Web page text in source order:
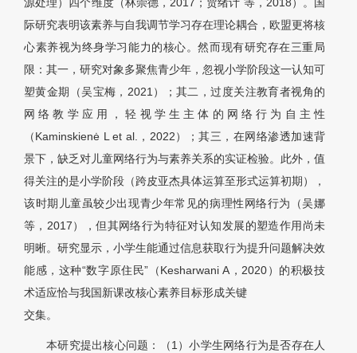
源处理）四个维度（林崇德，2017；贾绪计 等，2018）。国
际研究表明该素养与自我调节学习存在理论耦合，欧盟更将核
心素养视为终身学习能力的核心。然而现有研究存在三重局
限：其一，研究对象多聚焦青少年，忽视小学阶段这一认知可
塑黄金期（吴宝梅，2021）；其二，过度关注教育者视角的
网络教学应用，轻视学生主体的网络行为自主性
（Kaminskienė L et al.，2022）；其三，在网络渗透加速背
景下，缺乏对儿童网络行为与素养关系的实证检验。此外，值
得关注的是小学阶段（跨皮亚杰具体运算至形式运算初期），
该时期儿童虽较少出现青少年常见的病理性网络行为（吴娜
等，2017），但其网络行为特征对认知发展的塑造作用尚未
明晰。研究显示，小学生能通过信息获取行为提升问题解决效
能感，这种“数字原住民”（Kesharwani A，2020）的积极技
术适应恰与我国新课改核心素养目标形成关键
交集。
本研究提出核心问题：（1）小学生网络行为是否存在人